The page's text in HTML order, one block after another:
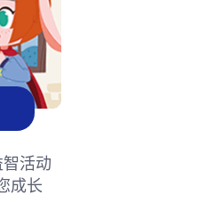
活动
成长